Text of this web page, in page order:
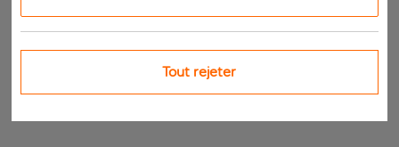
Tout rejeter